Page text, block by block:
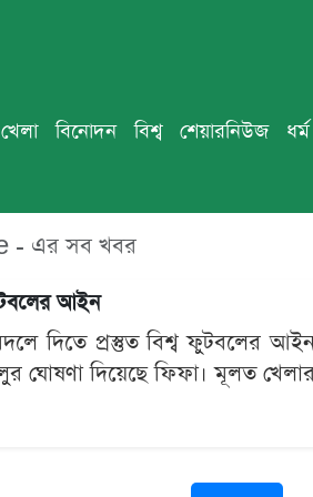
খেলা বিনোদন বিশ্ব শেয়ারনিউজ ধর্ম
- এর সব খবর
আইন
দিতে প্রস্তুত বিশ্ব ফুটবলের
ঘোষণা দিয়েছে ফিফা। মূলত